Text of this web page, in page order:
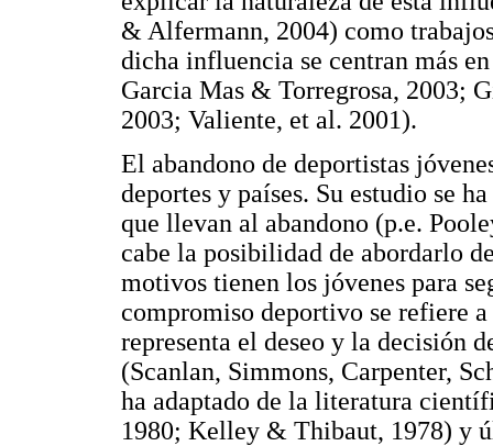
& Alfermann, 2004) como
dicha influencia se centran más
Garcia Mas & Torregrosa, 2003;
2003; Valiente, et al. 2001).
El abandono de deportistas
deportes y países. Su estudio se
que llevan al abandono (p.e.
cabe la posibilidad de abordarlo
motivos tienen los jóvenes para
compromiso deportivo se refiere
representa el deseo y la decisión
(Scanlan, Simmons, Carpenter,
ha adaptado de la literatura
1980; Kelley & Thibaut, 1978) y